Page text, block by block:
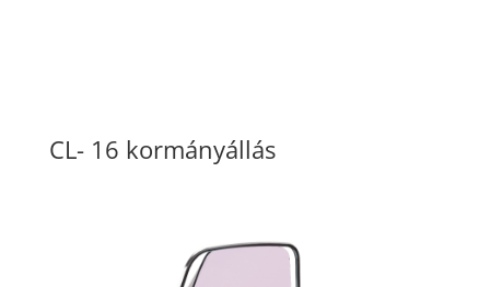
CL- 16 kormányállás